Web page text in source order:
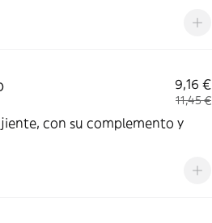
9,16 €
11,45 €
con su complemento y